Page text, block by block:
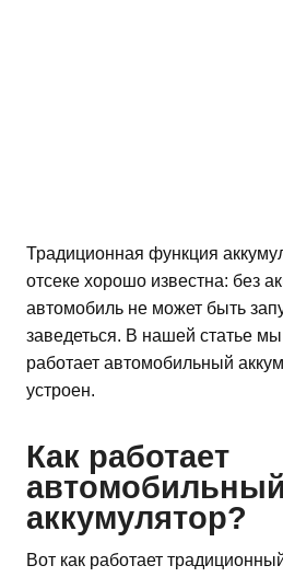
Традиционная функция
отсеке хорошо известна: без
автомобиль не может быть
заведеться. В нашей статье
работает автомобильный
устроен.
Как работает
автомобильный
аккумулятор?
Вот как работает